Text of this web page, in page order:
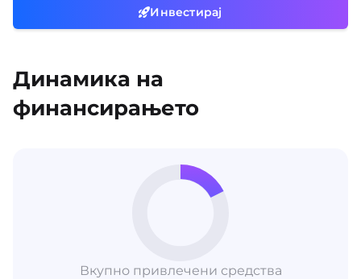
Инвестирај
Динамика на
финансирањето
Вкупно привлечени средства